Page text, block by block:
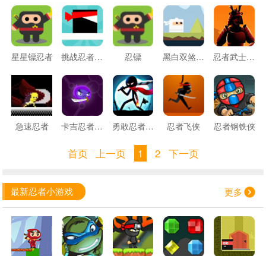
星星镖忍者 挑战忍者弹跳 忍镖 黑白双煞忍者 忍者武士记忆卡
急速忍者 卡吉忍者反击 勇敢忍者单挑 忍者飞侠 忍者钢铁侠
首页 上一页 1 2 下一页
最新忍者小游戏 更多